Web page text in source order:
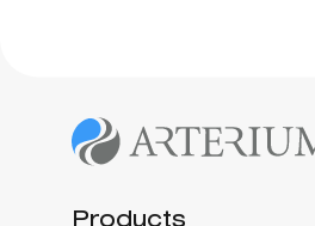
Products